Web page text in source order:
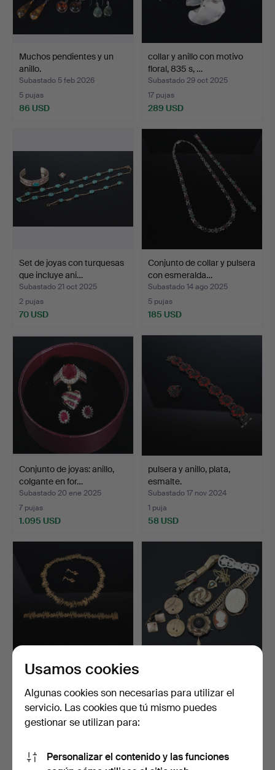
Muchos pendientes y un
anillo.
Subastado 5 feb 2026
5 pujas
86 USD
collar y anillo con motivo
floral, 835 s, …
Subastado 29 oct 2025
17 pujas
289 USD
Set de joyas con turquesas
que incluye ani…
Subastado 21 oct 2025
2 pujas
70 USD
Conjunto de collar y pulsera
con esmeralda…
Subastado 14 ago 2025
5 pujas
185 USD
Conjunto de joyas: anillo,
colgante en for…
Subastado 20 ene 2025
7 pujas
1.095 USD
pulsera y anillo, plata,
esmalte.
Subastado 17 nov 2024
1 puja
58 USD
HENKEL&GROSSÉ.
Conjunto de joyas de
mediad…
Subastado 10 sep 2024
3 pujas
93 USD
Subastado 14 sep 2023
2 pujas
Usamos cookies
Algunas cookies son necesarias para utilizar el
servicio. Las cookies que tú mismo puedes
gestionar se utilizan para:
Personalizar el contenido y las funciones